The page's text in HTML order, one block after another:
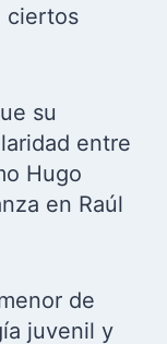
ciertos
su
entre
Hugo
en Raúl
de
juvenil y